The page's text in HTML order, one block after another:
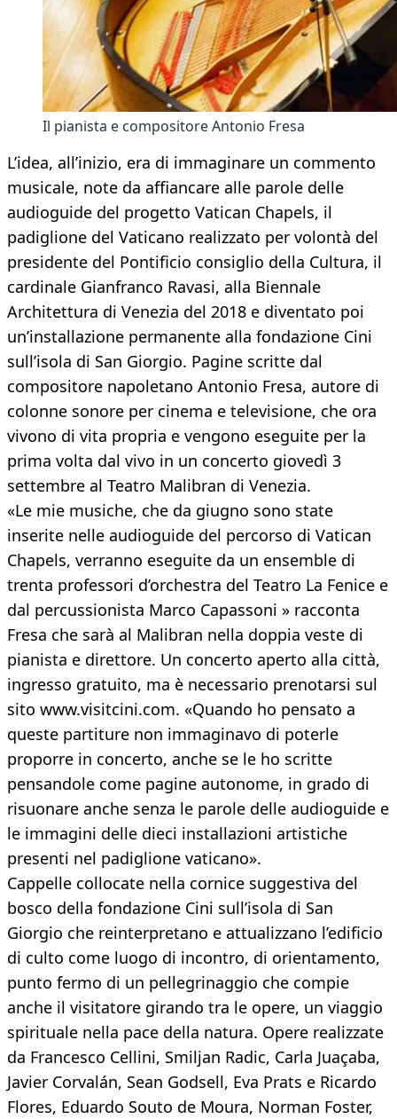
Il pianista e compositore Antonio Fresa
L’idea, all’inizio, era di immaginare un commento
musicale, note da affiancare alle parole delle
audioguide del progetto Vatican Chapels, il
padiglione del Vaticano realizzato per volontà del
presidente del Pontificio consiglio della Cultura, il
cardinale Gianfranco Ravasi, alla Biennale
Architettura di Venezia del 2018 e diventato poi
un’installazione permanente alla fondazione Cini
sull’isola di San Giorgio. Pagine scritte dal
compositore napoletano Antonio Fresa, autore di
colonne sonore per cinema e televisione, che ora
vivono di vita propria e vengono eseguite per la
prima volta dal vivo in un concerto giovedì 3
settembre al Teatro Malibran di Venezia.
«Le mie musiche, che da giugno sono state
inserite nelle audioguide del percorso di Vatican
Chapels, verranno eseguite da un ensemble di
trenta professori d’orchestra del Teatro La Fenice e
dal percussionista Marco Capassoni » racconta
Fresa che sarà al Malibran nella doppia veste di
pianista e direttore. Un concerto aperto alla città,
ingresso gratuito, ma è necessario prenotarsi sul
sito www.visitcini.com. «Quando ho pensato a
queste partiture non immaginavo di poterle
proporre in concerto, anche se le ho scritte
pensandole come pagine autonome, in grado di
risuonare anche senza le parole delle audioguide e
le immagini delle dieci installazioni artistiche
presenti nel padiglione vaticano».
Cappelle collocate nella cornice suggestiva del
bosco della fondazione Cini sull’isola di San
Giorgio che reinterpretano e attualizzano l’edificio
di culto come luogo di incontro, di orientamento,
punto fermo di un pellegrinaggio che compie
anche il visitatore girando tra le opere, un viaggio
spirituale nella pace della natura. Opere realizzate
da Francesco Cellini, Smiljan Radic, Carla Juaçaba,
Javier Corvalán, Sean Godsell, Eva Prats e Ricardo
Flores, Eduardo Souto de Moura, Norman Foster,